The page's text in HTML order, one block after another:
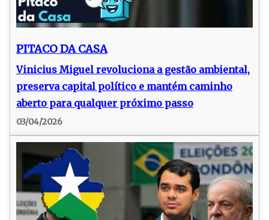
PITACO DA CASA
Vinicius Miguel revoluciona a gestão ambiental,
preserva capital político e mantém caminho
aberto para qualquer próximo passo
03/04/2026